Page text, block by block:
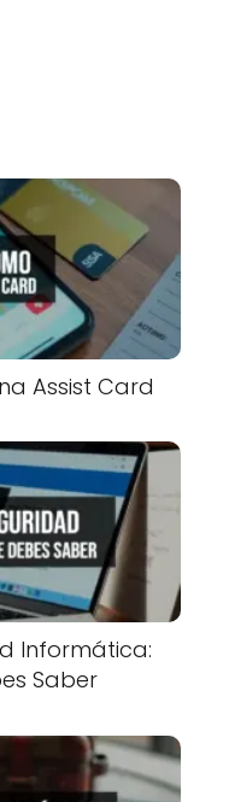
Assist Card
Informática:
Saber